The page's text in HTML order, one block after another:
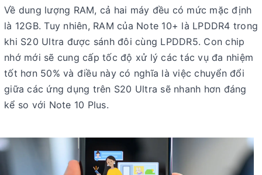
Về dung lượng RAM, cả hai máy đều có mức mặc định
là 12GB. Tuy nhiên, RAM của Note 10+ là LPDDR4 trong
khi S20 Ultra được sánh đôi cùng LPDDR5. Con chip
nhớ mới sẽ cung cấp tốc độ xử lý các tác vụ đa nhiệm
tốt hơn 50% và điều này có nghĩa là việc chuyển đổi
giữa các ứng dụng trên S20 Ultra sẽ nhanh hơn đáng
kể so với Note 10 Plus.